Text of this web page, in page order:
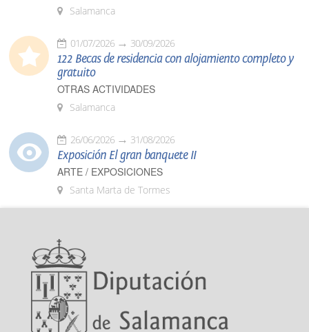
Salamanca
01/07/2026 30/09/2026
122 Becas de residencia con alojamiento completo y
gratuito
OTRAS ACTIVIDADES
Salamanca
26/06/2026 31/08/2026
Exposición El gran banquete II
ARTE / EXPOSICIONES
Santa Marta de Tormes